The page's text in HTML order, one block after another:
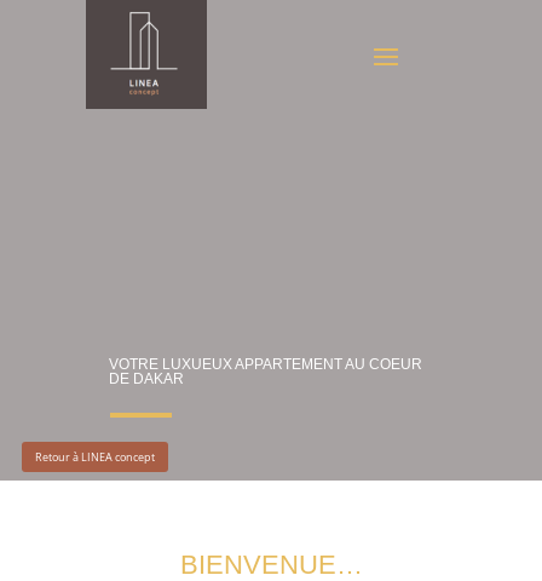
VOTRE LUXUEUX APPARTEMENT AU COEUR
DE DAKAR
Retour à LINEA concept
BIENVENUE…